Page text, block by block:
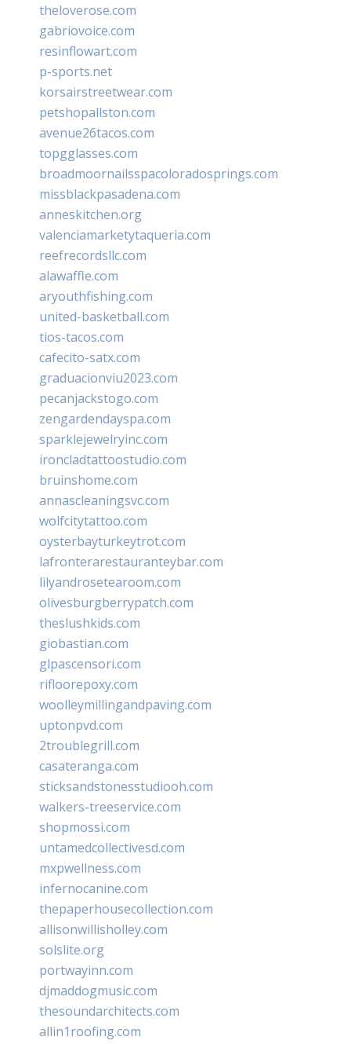
theloverose.com
gabriovoice.com
resinflowart.com
p-sports.net
korsairstreetwear.com
petshopallston.com
avenue26tacos.com
topgglasses.com
broadmoornailsspacoloradosprings.com
missblackpasadena.com
anneskitchen.org
valenciamarketytaqueria.com
reefrecordsllc.com
alawaffle.com
aryouthfishing.com
united-basketball.com
tios-tacos.com
cafecito-satx.com
graduacionviu2023.com
pecanjackstogo.com
zengardendayspa.com
sparklejewelryinc.com
ironcladtattoostudio.com
bruinshome.com
annascleaningsvc.com
wolfcitytattoo.com
oysterbayturkeytrot.com
lafronterarestauranteybar.com
lilyandrosetearoom.com
olivesburgberrypatch.com
theslushkids.com
giobastian.com
glpascensori.com
rifloorepoxy.com
woolleymillingandpaving.com
uptonpvd.com
2troublegrill.com
casateranga.com
sticksandstonesstudiooh.com
walkers-treeservice.com
shopmossi.com
untamedcollectivesd.com
mxpwellness.com
infernocanine.com
thepaperhousecollection.com
allisonwillisholley.com
solslite.org
portwayinn.com
djmaddogmusic.com
thesoundarchitects.com
allin1roofing.com